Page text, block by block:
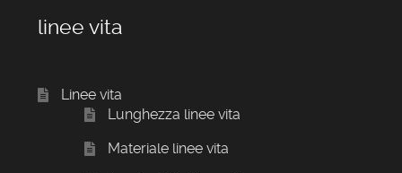
linee vita
Linee vita
Lunghezza linee vita
Materiale linee vita